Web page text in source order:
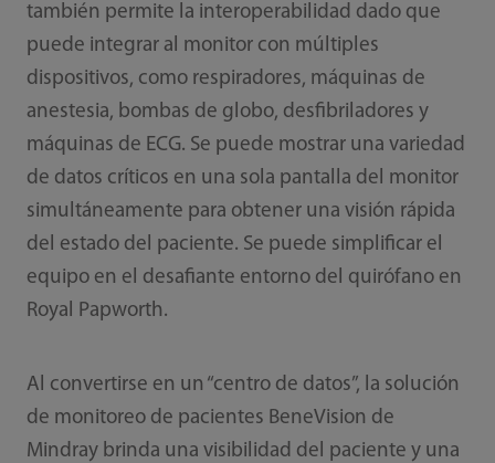
también permite la interoperabilidad dado que
puede integrar al monitor con múltiples
dispositivos, como respiradores, máquinas de
anestesia, bombas de globo, desfibriladores y
máquinas de ECG. Se puede mostrar una variedad
de datos críticos en una sola pantalla del monitor
simultáneamente para obtener una visión rápida
del estado del paciente. Se puede simplificar el
equipo en el desafiante entorno del quirófano en
Royal Papworth.
Al convertirse en un “centro de datos”, la solución
de monitoreo de pacientes BeneVision de
Mindray brinda una visibilidad del paciente y una